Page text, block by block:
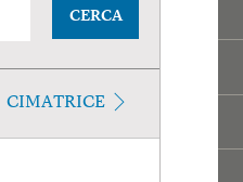
CERCA
CIMATRICE